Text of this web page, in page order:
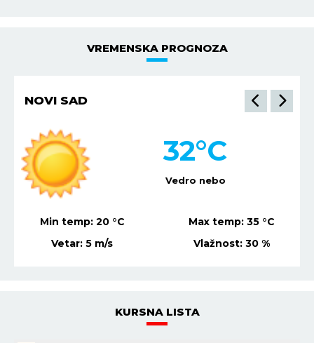
VREMENSKA PROGNOZA
NIŠ
Mestimično oblačno
33°C
Min temp:22 °C Max temp: 36 °C
Vetar: 6 m/s Vlažnost:29 %
KURSNA LISTA